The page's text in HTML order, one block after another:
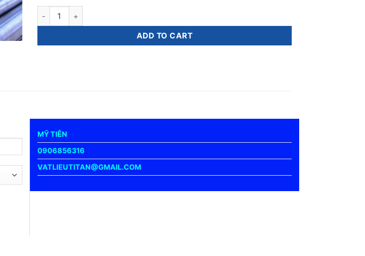
Láp Inox 310s Phi 57mm quantity
ADD TO CART
MỸ TIÊN
0906856316
VATLIEUTITAN@GMAIL.COM